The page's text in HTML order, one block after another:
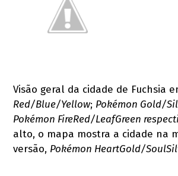
Visão geral da cidade de Fuchsia
Red/Blue/Yellow; Pokémon Gold/
Pokémon FireRed/LeafGreen
alto, o mapa mostra a cidade na
versão, Pokémon HeartGold/S